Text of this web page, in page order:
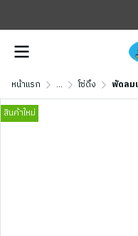
หน้าแรก ... โซ่ดึง พัดลมเพ
สินค้าใหม่